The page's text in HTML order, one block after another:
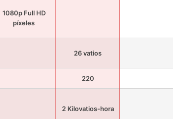
1080p Full HD
píxeles
26 vatios
220
2 Kilovatios-hora